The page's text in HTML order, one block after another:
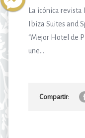
La icónica
Ibiza Suites and
“Mejor Hotel de
une...
Compartir: